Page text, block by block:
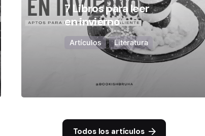
7 Libros para leer
en invierno
Artículos Literatura
Todos los artículos